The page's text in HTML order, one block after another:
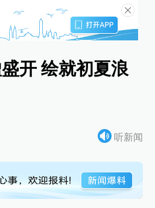
开 绘就初夏浪
听新闻